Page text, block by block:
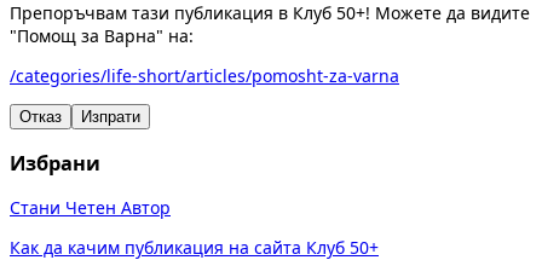
Препоръчвам тази публикация в Клуб 50+! Можете да видите
"Помощ за Варна" на:
/categories/life-short/articles/pomosht-za-varna
Отказ Изпрати
Избрани
Стани Четен Автор
Как да качим публикация на сайта Клуб 50+